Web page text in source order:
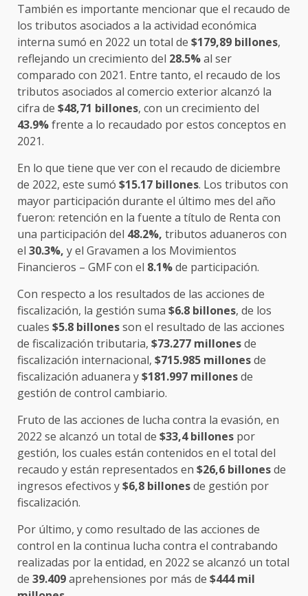
También es importante mencionar que el recaudo de
los tributos asociados a la actividad económica
interna sumó en 2022 un total de $179,89 billones,
reflejando un crecimiento del 28.5%al ser
comparado con 2021. Entre tanto, el recaudo de los
tributos asociados al comercio exterior alcanzó la
cifra de $48,71 billones, con un crecimiento del
43.9%frente a lo recaudado por estos conceptos en
2021.
En lo que tiene que ver con el recaudo de diciembre
de 2022, este sumó $15.17 billones. Los tributos con
mayor participación durante el último mes del año
fueron: retención en la fuente a título de Renta con
una participación del 48.2%, tributos aduaneros con
el 30.3%, y el Gravamen a los Movimientos
Financieros – GMF con el 8.1%de participación.
Con respecto a los resultados de las acciones de
fiscalización, la gestión suma $6.8 billones, de los
cuales $5.8 billonesson el resultado de las acciones
de fiscalización tributaria, $73.277 millonesde
fiscalización internacional, $715.985 millonesde
fiscalización aduanera y$181.997 millonesde
gestión de control cambiario.
Fruto de las acciones de lucha contra la evasión, en
2022 se alcanzó un total de $33,4 billones por
gestión, los cuales están contenidos en el total del
recaudo y están representados en $26,6 billonesde
ingresos efectivos y$6,8 billonesde gestión por
fiscalización.
Por último, y como resultado de las acciones de
control en la continua lucha contra el contrabando
realizadas por la entidad, en 2022 se alcanzó un total
de 39.409aprehensiones por más de $444 mil